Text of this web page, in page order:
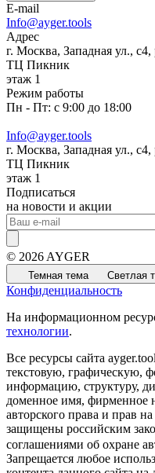
E-mail
Info@ayger.tools
Адрес
г. Москва, Западная ул.,
ТЦ Пикник
этаж 1
Режим работы
Пн - Пт: с 9:00 до 18:00
Info@ayger.tools
г. Москва, Западная ул.,
ТЦ Пикник
этаж 1
Подписаться
на новости и акции
© 2026 AYGER
Темная тема Светлая
Конфиденциальность
На информационном
технологии.
Все ресурсы сайта
текстовую, графическую,
информацию, структуру,
доменное имя, фирменное
авторского права и прав
защищены российским
соглашениями об охране
Запрещается любое